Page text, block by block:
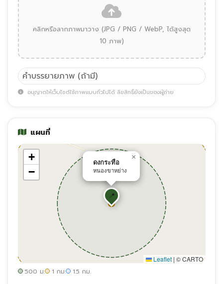
คลิกหรือลากภาพมาวาง (JPG / PNG / WebP, ได้สูงสุด
10 ภาพ)
อนุญาตให้เว็บไซต์ใช้ภาพแบบทั่วไปได้ ลิขสิทธิ์ยังเป็นของผู้ถ่าย
แผนที่
📍
ดงกระทือ
หนองขาหย่าง
×
+
−
Leaflet | © CARTO
500 ม. 1 กม. 1.5 กม.